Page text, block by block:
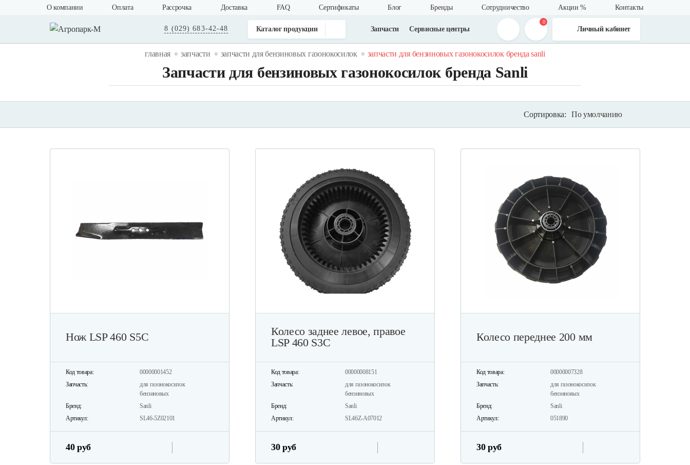
О компании Оплата Рассрочка Доставка FAQ Cертификаты Блог Бренды Сотрудничество Акции % Контакты
8 (029) 683-42-48 Каталог продукции Запчасти Сервисные центры
0
Личный кабинет
главная запчасти запчасти для бензиновых газонокосилок запчасти для бензиновых газонокосилок бренда sanli
Запчасти для бензиновых газонокосилок бренда Sanli
Сортировка: По умолчанию
Нож LSP 460 S5C
Код товара:
00000001452
Запчасть:
для газонокосилок
бензиновых
Бренд:
Sanli
Артикул:
SL46-5Z02101
40 руб
Колесо заднее левое, правое
LSP 460 S3C
Код товара:
00000008151
Запчасть:
для газонокосилок
бензиновых
Бренд:
Sanli
Артикул:
SL46Z-A07012
30 руб
Колесо переднее 200 мм
Код товара:
00000007328
Запчасть:
для газонокосилок
бензиновых
Бренд:
Sanli
Артикул:
051890
30 руб